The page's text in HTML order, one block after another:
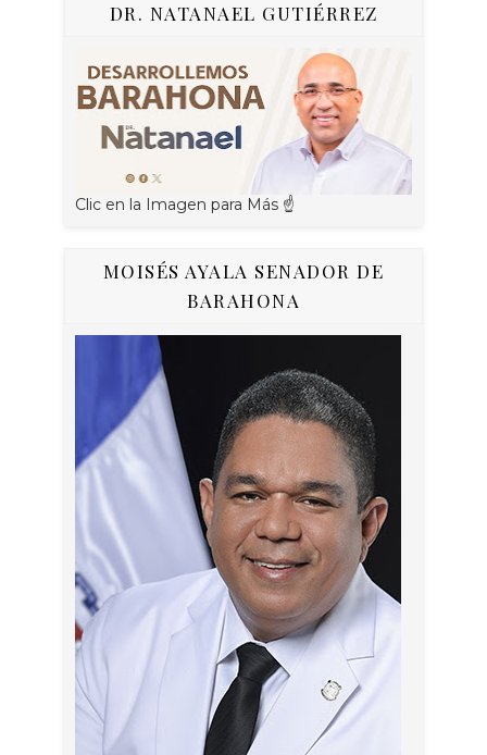
DR. NATANAEL GUTIÉRREZ
Clic en la Imagen para Más ☝
MOISÉS AYALA SENADOR DE
BARAHONA